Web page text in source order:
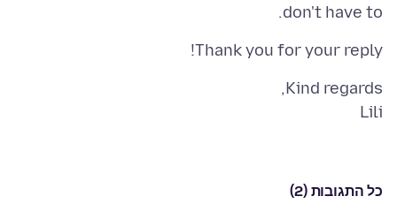
don't have to.
Thank you for your reply!
Lili
כל התגובות (2)